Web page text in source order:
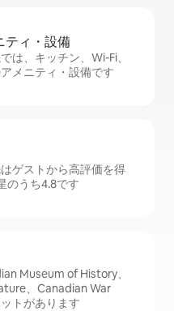
テ⁠ィ・設⁠備
は、キッチン、Wi-Fi、
メニティ・設備です
ゲストから高評価を得
のうち4.8です
Museum of History、
、Canadian War
トがあります